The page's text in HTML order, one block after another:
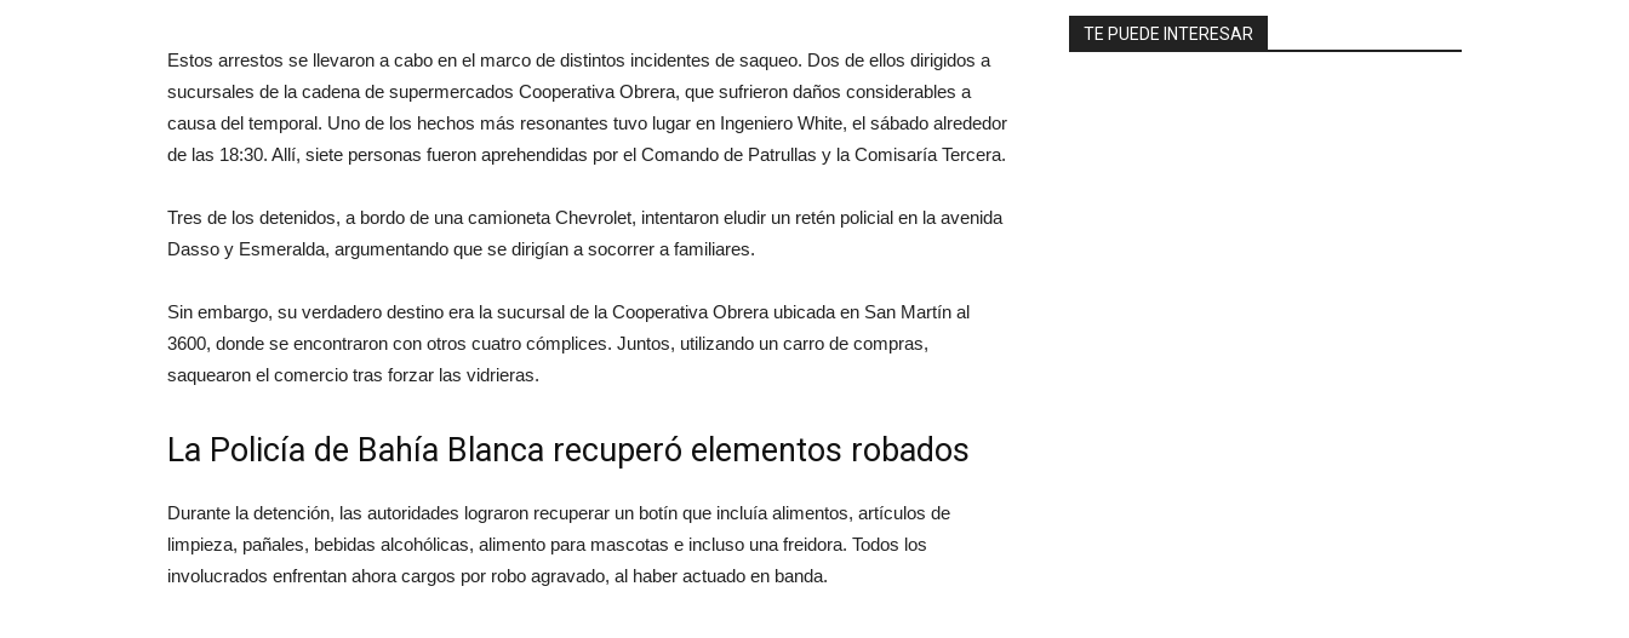
Estos arrestos se llevaron a cabo en el marco de distintos incidentes de saqueo. Dos de ellos dirigidos a
sucursales de la cadena de supermercados Cooperativa Obrera, que sufrieron daños considerables a
causa del temporal. Uno de los hechos más resonantes tuvo lugar en Ingeniero White, el sábado alrededor
de las 18:30. Allí, siete personas fueron aprehendidas por el Comando de Patrullas y la Comisaría Tercera.
Tres de los detenidos, a bordo de una camioneta Chevrolet, intentaron eludir un retén policial en la avenida
Dasso y Esmeralda, argumentando que se dirigían a socorrer a familiares.
Sin embargo, su verdadero destino era la sucursal de la Cooperativa Obrera ubicada en San Martín al
3600, donde se encontraron con otros cuatro cómplices. Juntos, utilizando un carro de compras,
saquearon el comercio tras forzar las vidrieras.
La Policía de Bahía Blanca recuperó elementos robados
Durante la detención, las autoridades lograron recuperar un botín que incluía alimentos, artículos de
limpieza, pañales, bebidas alcohólicas, alimento para mascotas e incluso una freidora. Todos los
involucrados enfrentan ahora cargos por robo agravado, al haber actuado en banda.
TE PUEDE INTERESAR